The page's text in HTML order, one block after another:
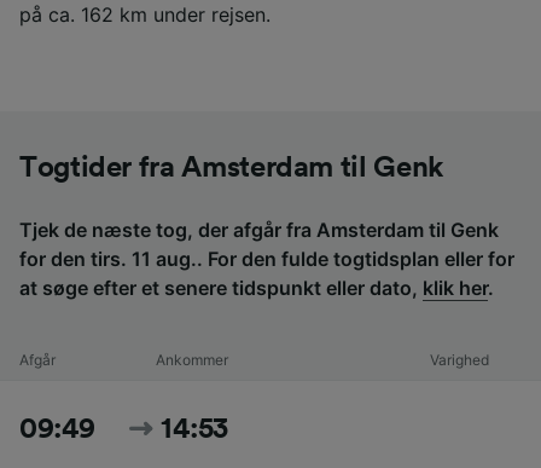
på ca. 162 km under rejsen.
Togtider fra Amsterdam til Genk
Tjek de næste tog, der afgår fra Amsterdam til Genk
for den tirs. 11 aug.. For den fulde togtidsplan eller for
at søge efter et senere tidspunkt eller dato, klik her.
Afgår Ankommer Varighed
09:49 14:53